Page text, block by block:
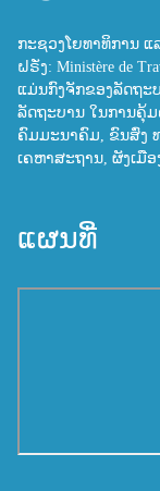
ກະຊວງໂຍທາທິການ
ຝຣັ່ງ: Ministère de
ແມ່ນກົງຈັກຂອງລັດຖະ
ລັດຖະບານ ໃນການຄຸ້
ຄົມມະນາຄົມ, ຂົນສົ່ງ ທ
ເຄຫາສະຖານ, ຜັງເມື
ແຜນທີ່